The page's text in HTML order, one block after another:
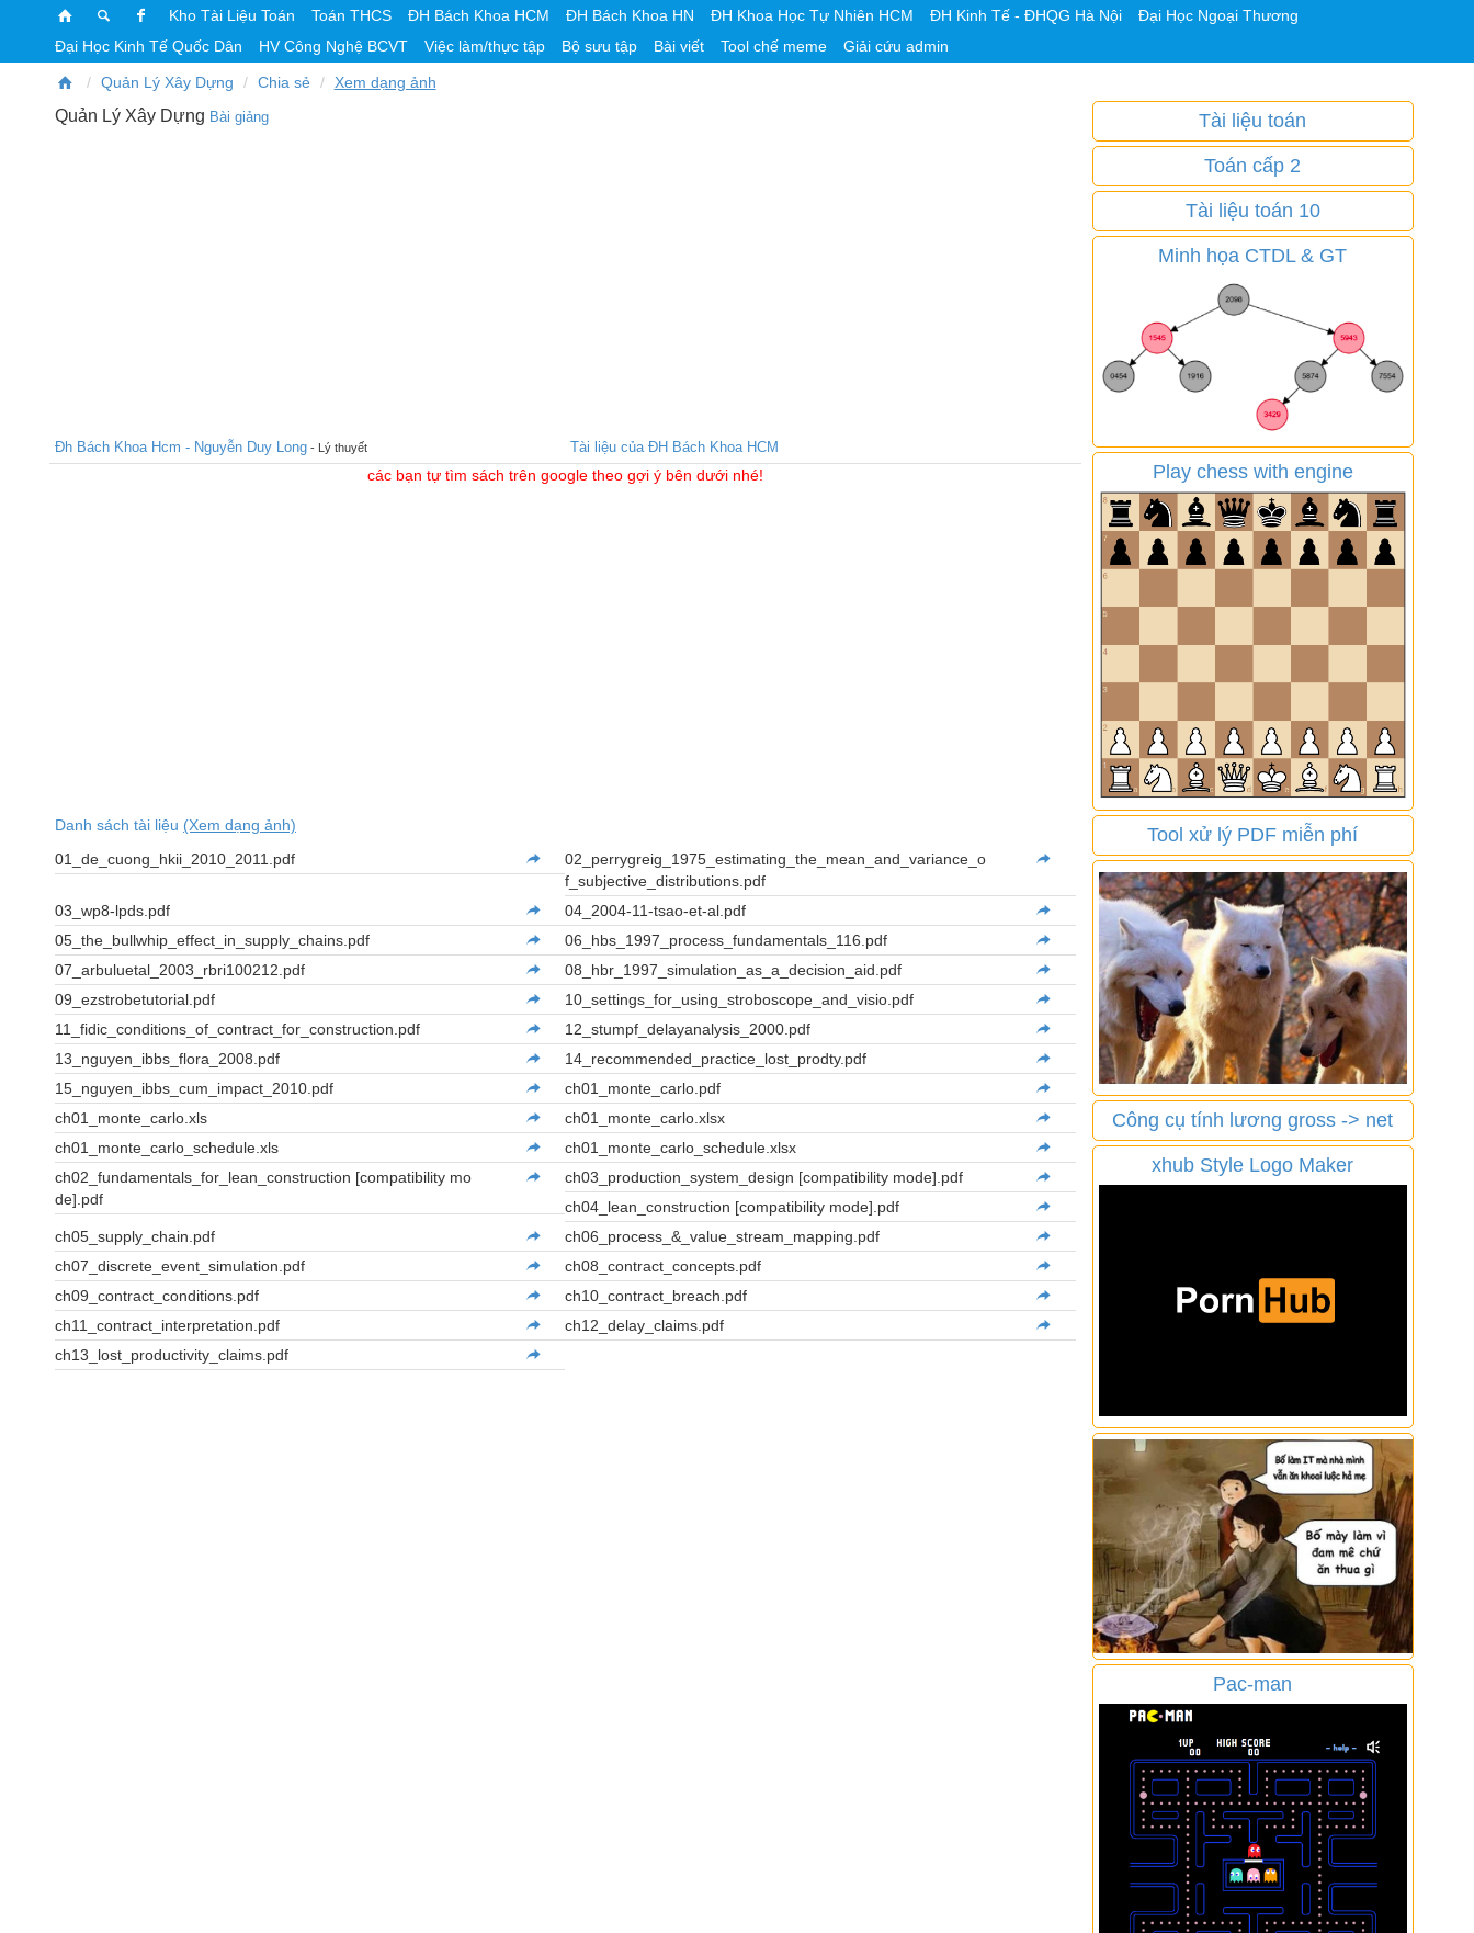
Kho Tài Liệu Toán Toán THCS ĐH Bách Khoa HCM ĐH Bách Khoa HN ĐH Khoa Học Tự Nhiên HCM ĐH Kinh Tế - ĐHQG Hà Nội
Đại Học Ngoại Thương
Đại Học Kinh Tế Quốc Dân
HV Công Nghệ BCVT Việc làm/thực tập Bộ sưu tập Bài viết Tool chế meme Giải cứu admin
Quản Lý Xây Dựng Chia sẻ Xem dạng ảnh
Quản Lý Xây Dựng Bài giảng
Đh Bách Khoa Hcm - Nguyễn Duy Long - Lý thuyết Tài liệu của ĐH Bách Khoa HCM
các bạn tự tìm sách trên google theo gợi ý bên dưới nhé!
Danh sách tài liệu (Xem dạng ảnh)
01_de_cuong_hkii_2010_2011.pdf
02_perrygreig_1975_estimating_the_mean_and_variance_o
f_subjective_distributions.pdf
03_wp8-lpds.pdf
04_2004-11-tsao-et-al.pdf
05_the_bullwhip_effect_in_supply_chains.pdf
06_hbs_1997_process_fundamentals_116.pdf
07_arbuluetal_2003_rbri100212.pdf
08_hbr_1997_simulation_as_a_decision_aid.pdf
09_ezstrobetutorial.pdf
10_settings_for_using_stroboscope_and_visio.pdf
11_fidic_conditions_of_contract_for_construction.pdf
12_stumpf_delayanalysis_2000.pdf
13_nguyen_ibbs_flora_2008.pdf
14_recommended_practice_lost_prodty.pdf
15_nguyen_ibbs_cum_impact_2010.pdf
ch01_monte_carlo.pdf
ch01_monte_carlo.xls
ch01_monte_carlo.xlsx
ch01_monte_carlo_schedule.xls
ch01_monte_carlo_schedule.xlsx
ch02_fundamentals_for_lean_construction [compatibility mo
de].pdf
ch03_production_system_design [compatibility mode].pdf
ch04_lean_construction [compatibility mode].pdf
ch05_supply_chain.pdf
ch06_process_&_value_stream_mapping.pdf
ch07_discrete_event_simulation.pdf
ch08_contract_concepts.pdf
ch09_contract_conditions.pdf
ch10_contract_breach.pdf
ch11_contract_interpretation.pdf
ch12_delay_claims.pdf
ch13_lost_productivity_claims.pdf
Tài liệu toán
Toán cấp 2
Tài liệu toán 10
Minh họa CTDL & GT
Play chess with engine
Tool xử lý PDF miễn phí
Công cụ tính lương gross -> net
xhub Style Logo Maker
Pac-man